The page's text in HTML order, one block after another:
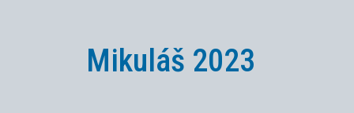
Mikuláš 2023